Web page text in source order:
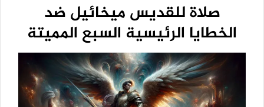
صلاة للقديس ميخائيل ضد
الخطايا الرئيسية السبع المميتة